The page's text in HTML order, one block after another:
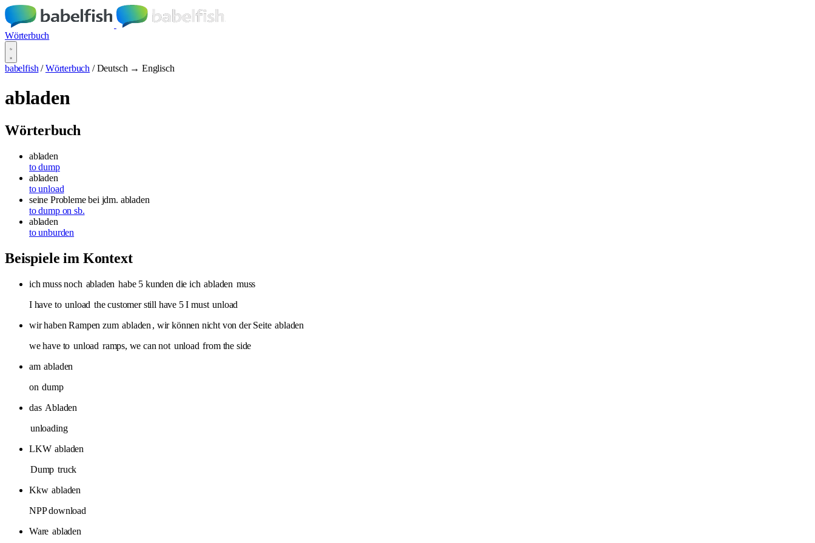
Wörterbuch
babelfish / Wörterbuch / Deutsch → Englisch
abladen
Wörterbuch
abladen
to dump
abladen
to unload
seine Probleme bei jdm. abladen
to dump on sb.
abladen
to unburden
Beispiele im Kontext
ich muss noch abladen habe 5 kunden die ich abladen muss
I have to unload the customer still have 5 I must unload
wir haben Rampen zum abladen , wir können nicht von der Seite abladen
we have to unload ramps, we can not unload from the side
am abladen
on dump
das Abladen
unloading
LKW abladen
Dump truck
Kkw abladen
NPP download
Ware abladen